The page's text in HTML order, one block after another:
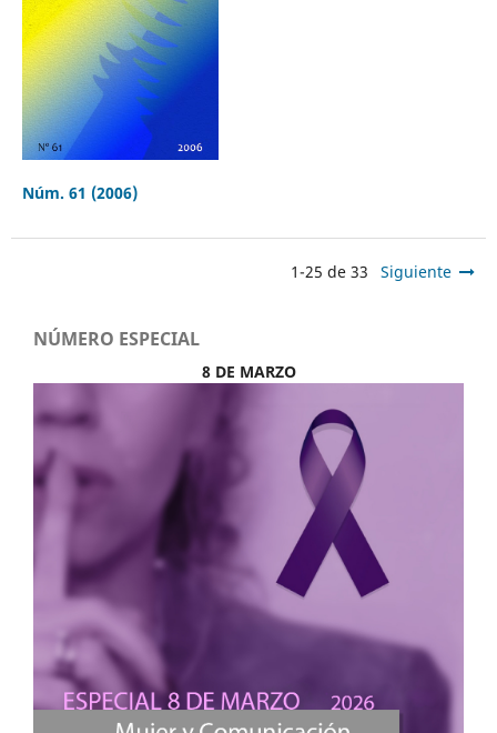
Núm. 61 (2006)
1-25 de 33 Siguiente
NÚMERO ESPECIAL
8 DE MARZO